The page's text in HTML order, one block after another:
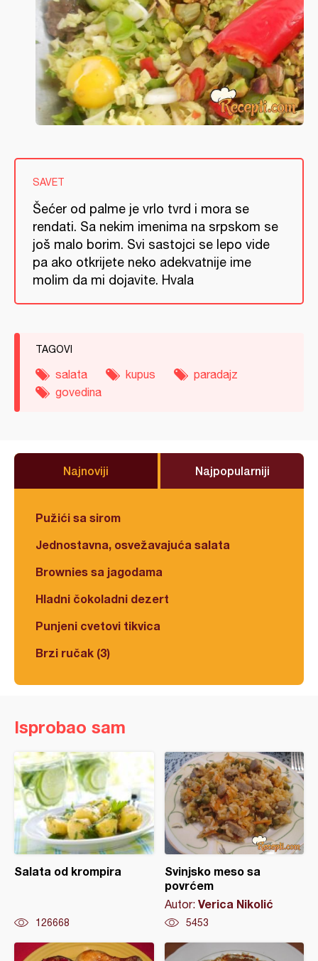
SAVET
Šećer od palme je vrlo tvrd i mora se
rendati. Sa nekim imenima na srpskom se
još malo borim. Svi sastojci se lepo vide
pa ako otkrijete neko adekvatnije ime
molim da mi dojavite. Hvala
TAGOVI
salata kupus
paradajz
govedina
Najnoviji Najpopularniji
Pužići sa sirom
Jednostavna, osvežavajuća salata
Brownies sa jagodama
Hladni čokoladni dezert
Punjeni cvetovi tikvica
Brzi ručak (3)
Isprobao sam
Salata od krompira
126668
Svinjsko meso sa
povrćem
Autor: Verica Nikolić
5453